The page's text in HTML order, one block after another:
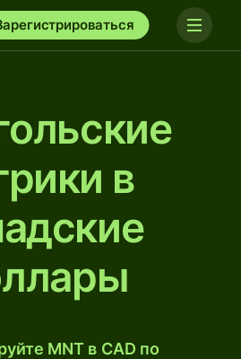
в
MNT в CAD по